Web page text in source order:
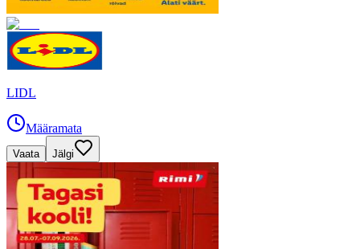
LIDL
Määramata
Vaata Jälgi